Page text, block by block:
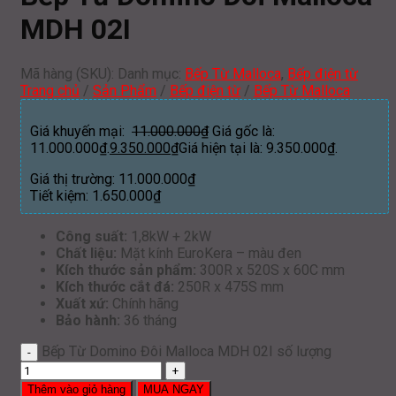
MDH 02I
Mã hàng (SKU): Danh mục: Bếp Từ Malloca, Bếp điện từ
Trang chủ / Sản Phẩm / Bếp điện từ / Bếp Từ Malloca
Giá khuyến mại: 11.000.000₫ Giá gốc là:
11.000.000₫.9.350.000₫Giá hiện tại là: 9.350.000₫.
Giá thị trường: 11.000.000₫
Tiết kiệm: 1.650.000₫
Công suất: 1,8kW + 2kW
Chất liệu: Mặt kính EuroKera – màu đen​
Kích thước sản phẩm: 300R x 520S x 60C mm
Kích thước cắt đá: 250R x 475S mm
Xuất xứ: Chính hãng
Bảo hành: 36 tháng
Bếp Từ Domino Đôi Malloca MDH 02I số lượng
Thêm vào giỏ hàng MUA NGAY